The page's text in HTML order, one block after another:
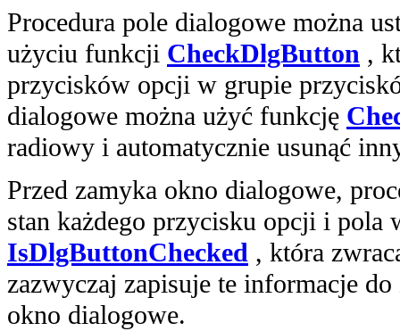
Procedura pole dialogowe można
użyciu funkcji CheckDlgButton ,
przycisków opcji w grupie
dialogowe można użyć funkcję
radiowy i automatycznie usunąć
Przed zamyka okno dialogowe,
stan każdego przycisku opcji i
IsDlgButtonChecked , która
zazwyczaj zapisuje te informacje
okno dialogowe.